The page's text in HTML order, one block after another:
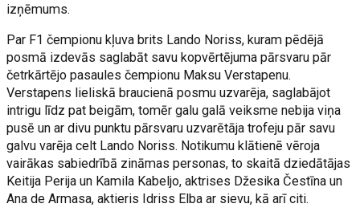
izņēmums.
Par F1 čempionu kļuva brits Lando Noriss, kuram pēdējā
posmā izdevās saglabāt savu kopvērtējuma pārsvaru pār
četrkārtējo pasaules čempionu Maksu Verstapenu.
Verstapens lieliskā braucienā posmu uzvarēja, saglabājot
intrigu līdz pat beigām, tomēr galu galā veiksme nebija viņa
pusē un ar divu punktu pārsvaru uzvarētāja trofeju pār savu
galvu varēja celt Lando Noriss. Notikumu klātienē vēroja
vairākas sabiedrībā zināmas personas, to skaitā dziedātājas
Keitija Perija un Kamila Kabeljo, aktrises Džesika Čestīna un
Ana de Armasa, aktieris Idriss Elba ar sievu, kā arī citi.